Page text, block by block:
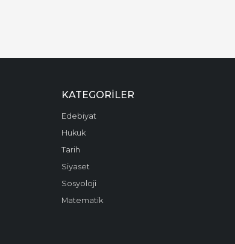
KATEGORILER
Edebiyat
Hukuk
Tarih
Siyaset
Sosyoloji
Matematik